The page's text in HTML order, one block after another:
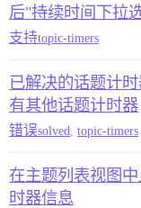
后"持续时间下拉
支持topic-timers
已解决的话题计
有其他话题计时器
错误solved topic-timers
在主题列表视图
时器信息